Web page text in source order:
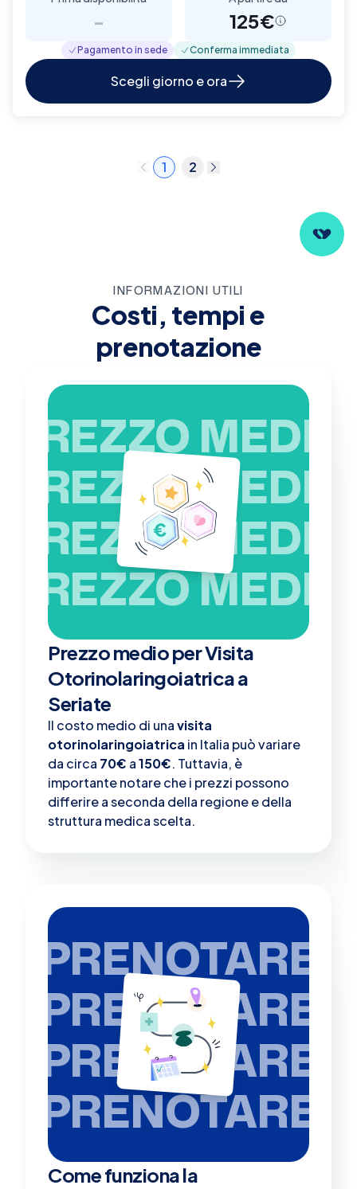
- 125€
Pagamento in sede Conferma immediata
Scegli giorno e ora
1 2
INFORMAZIONI UTILI
Costi, tempi e
prenotazione
PREZZO MEDIO
PREZZO MEDIO
PREZZO MEDIO
PREZZO MEDIO
Prezzo medio per Visita
Otorinolaringoiatrica a
Seriate
Il costo medio di unavisita
otorinolaringoiatrica in Italia può variare
da circa 70€ a150€. Tuttavia, è
importante notare che i prezzi possono
differire a seconda della regione e della
struttura medica scelta.
PRENOTARE
PRENOTARE
PRENOTARE
PRENOTARE
Come funziona la